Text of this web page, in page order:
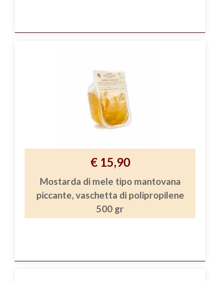
€ 15,90
Mostarda di mele tipo mantovana
piccante, vaschetta di polipropilene
500 gr